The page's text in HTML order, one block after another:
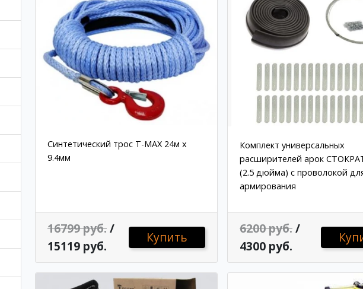
Синтетический трос T-MAX 24м x
9.4мм
16799 руб./
15119 руб.
Купить
Комплект универсальных
расширителей арок
(2.5 дюйма) с проволокой
армирования
6200 руб./
4300 руб.